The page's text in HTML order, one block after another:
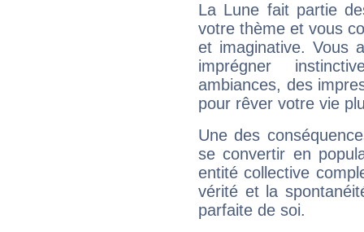
La Lune fait partie
votre thème et vous
et imaginative. Vous
imprégner
ambiances, des
pour rêver votre vie
Une des
se convertir en
entité collective
vérité et la
parfaite de soi.